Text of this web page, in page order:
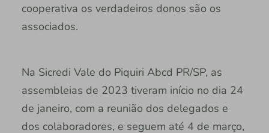
cooperativa os verdadeiros donos são os
associados.
Na Sicredi Vale do Piquiri Abcd PR/SP, as
assembleias de 2023 tiveram início no dia 24
de janeiro, com a reunião dos delegados e
dos colaboradores, e seguem até 4 de março,